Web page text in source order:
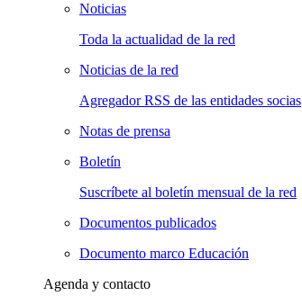
Noticias
Toda la actualidad de la red
Noticias de la red
Agregador RSS de las entidades socias
Notas de prensa
Boletín
Suscríbete al boletín mensual de la red
Documentos publicados
Documento marco Educación
Agenda y contacto